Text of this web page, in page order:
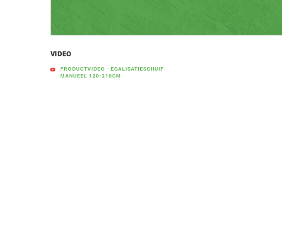
VIDEO
PRODUCTVIDEO - EGALISATIESCHUIF
MANUEEL 120-210CM